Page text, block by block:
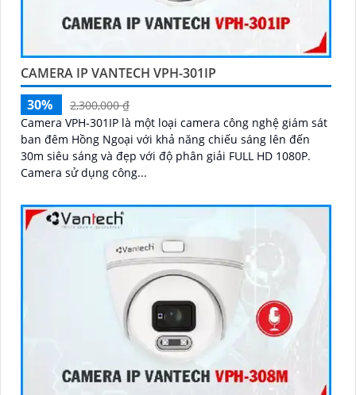
CAMERA IP VANTECH VPH-301IP
30%
2,300,000 ₫
Camera VPH-301IP là một loại camera công nghệ giám sát
ban đêm Hồng Ngoại với khả năng chiếu sáng lên đến
30m siêu sáng và đẹp với độ phân giải FULL HD 1080P.
Camera sử dụng công...